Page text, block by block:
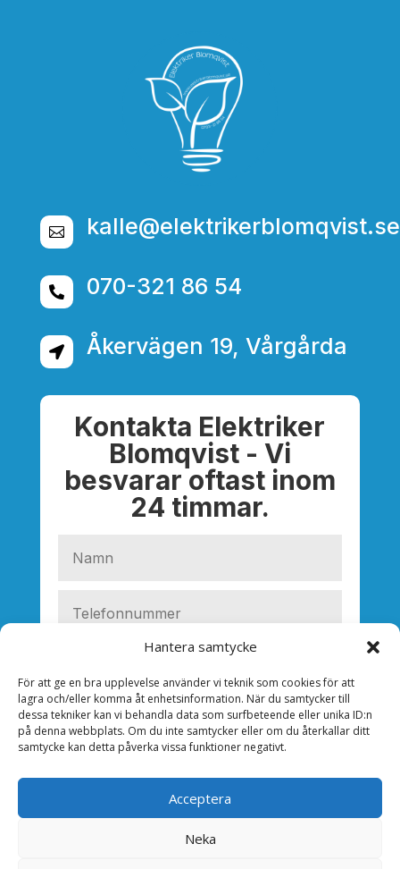
Hantera samtycke
För att ge en bra upplevelse använder vi teknik som cookies för att
lagra och/eller komma åt enhetsinformation. När du samtycker till
dessa tekniker kan vi behandla data som surfbeteende eller unika ID:n
på denna webbplats. Om du inte samtycker eller om du återkallar ditt
samtycke kan detta påverka vissa funktioner negativt.
Acceptera
Neka
 kalle@elektrikerblomqvist.se
 070-321 86 54
 Åkervägen 19, Vårgårda
Kontakta Elektriker
Blomqvist - Vi
besvarar oftast inom
24 timmar.